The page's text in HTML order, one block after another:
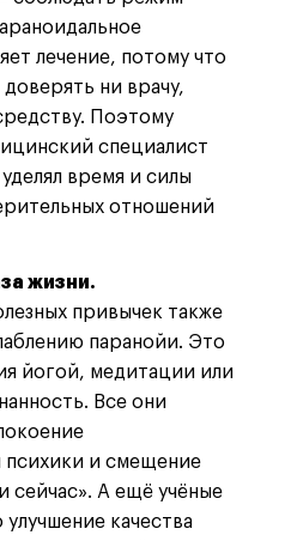
лечение, потому что
ни врачу,
Поэтому
специалист
время и силы
отношений
жизни.
привычек также
паранойи. Это
йогой, медитации или
Все они
психики и смещение
сейчас». А ещё учёные
качества